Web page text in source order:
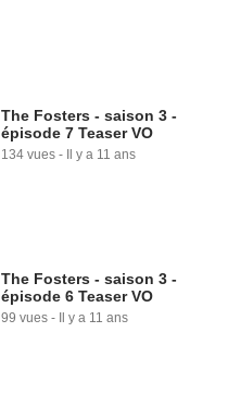
The Fosters - saison 3 -
épisode 7 Teaser VO
134 vues - Il y a 11 ans
The Fosters - saison 3 -
épisode 6 Teaser VO
99 vues - Il y a 11 ans